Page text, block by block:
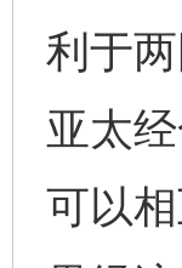
利于
亚太
可以